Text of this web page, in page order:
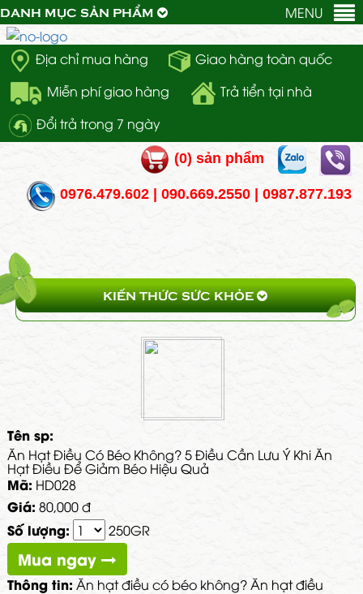
Địa chỉ mua hàng
Giao hàng toàn quốc
Miễn phí giao hàng
Trả tiển tại nhà
Đổi trả trong 7 ngày
(0) sản phẩm
0976.479.602 | 090.669.2550 | 0987.877.193
MENU
DANH MỤC SẢN PHẨM
KIẾN THỨC SỨC KHỎE
Tên sp:
Ăn Hạt Điều Có Béo Không? 5 Điều Cần Lưu Ý Khi Ăn
Hạt Điều Để Giảm Béo Hiệu Quả
Mã: HD028
Giá: 80,000 đ
Số lượng: 250GR
Mua ngay
Thông tin: Ăn hạt điều có béo không? Ăn hạt điều